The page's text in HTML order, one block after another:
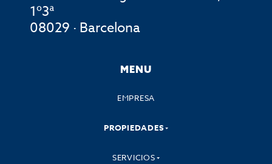
1º3ª
08029 · Barcelona
MENU
EMPRESA
PROPIEDADES
SERVICIOS